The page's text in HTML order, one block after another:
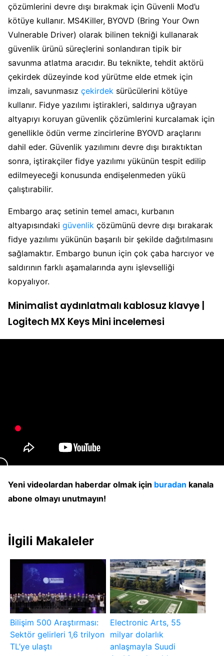
çözümlerini devre dışı bırakmak için Güvenli Mod’u
kötüye kullanır. MS4Killer, BYOVD (Bring Your Own
Vulnerable Driver) olarak bilinen tekniği kullanarak
güvenlik ürünü süreçlerini sonlandıran tipik bir
savunma atlatma aracıdır. Bu teknikte, tehdit aktörü
çekirdek düzeyinde kod yürütme elde etmek için
imzalı, savunmasız çekirdek sürücülerini kötüye
kullanır. Fidye yazılımı iştirakleri, saldırıya uğrayan
altyapıyı koruyan güvenlik çözümlerini kurcalamak için
genellikle ödün verme zincirlerine BYOVD araçlarını
dahil eder. Güvenlik yazılımını devre dışı bıraktıktan
sonra, iştirakçiler fidye yazılımı yükünün tespit edilip
edilmeyeceği konusunda endişelenmeden yükü
çalıştırabilir.
Embargo araç setinin temel amacı, kurbanın
altyapısındaki güvenlik çözümünü devre dışı bırakarak
fidye yazılımı yükünün başarılı bir şekilde dağıtılmasını
sağlamaktır. Embargo bunun için çok çaba harcıyor ve
saldırının farklı aşamalarında aynı işlevselliği
kopyalıyor.
Minimalist aydınlatmalı kablosuz klavye |
Logitech MX Keys Mini incelemesi
Yeni videolardan haberdar olmak için buradan kanala
abone olmayı unutmayın!
İlgili Makaleler
Bilişim 500 Araştırması:
Sektör gelirleri 1,6 trilyon
TL’ye ulaştı
Electronic Arts, 55
milyar dolarlık
anlaşmayla Suudi